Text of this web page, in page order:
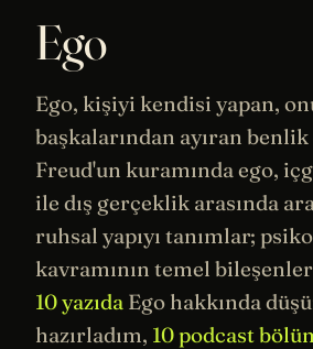
Ego
Ego, kişiyi kendisi yapan,
başkalarından ayıran
Freud'un kuramında ego,
ile dış gerçeklik arasında
ruhsal yapıyı tanımlar;
kavramının temel
10 yazıda Ego hakkında
hazırladım, 10 podcast